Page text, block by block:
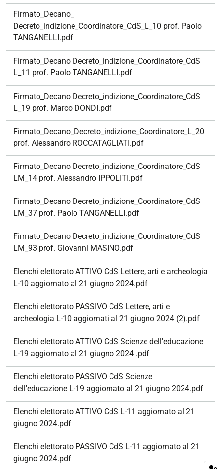
Firmato_Decano_
Decreto_indizione_Coordinatore_CdS_L_10 prof. Paolo
TANGANELLI.pdf
Firmato_Decano Decreto_indizione_Coordinatore_CdS
L_11 prof. Paolo TANGANELLI.pdf
Firmato_Decano Decreto_indizione_Coordinatore_CdS
L_19 prof. Marco DONDI.pdf
Firmato_Decano_Decreto_indizione_Coordinatore_L_20
prof. Alessandro ROCCATAGLIATI.pdf
Firmato_Decano Decreto_indizione_Coordinatore_CdS
LM_14 prof. Alessandro IPPOLITI.pdf
Firmato_Decano Decreto_indizione_Coordinatore_CdS
LM_37 prof. Paolo TANGANELLI.pdf
Firmato_Decano Decreto_indizione_Coordinatore_CdS
LM_93 prof. Giovanni MASINO.pdf
Elenchi elettorato ATTIVO CdS Lettere, arti e archeologia
L-10 aggiornato al 21 giugno 2024.pdf
Elenchi elettorato PASSIVO CdS Lettere, arti e
archeologia L-10 aggiornati al 21 giugno 2024 (2).pdf
Elenchi elettorato ATTIVO CdS Scienze dell'educazione
L-19 aggiornato al 21 giugno 2024 .pdf
Elenchi elettorato PASSIVO CdS Scienze
dell'educazione L-19 aggiornato al 21 giugno 2024.pdf
Elenchi elettorato ATTIVO CdS L-11 aggiornato al 21
giugno 2024.pdf
Elenchi elettorato PASSIVO CdS L-11 aggiornato al 21
giugno 2024.pdf